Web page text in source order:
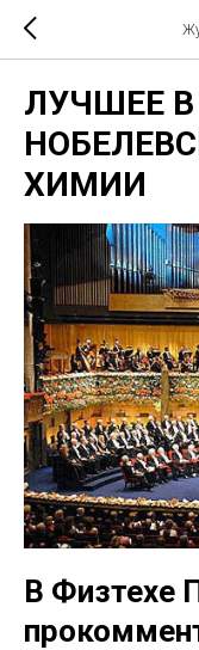
ЛУЧШЕЕ В
ХИМИИ
В Физтехе